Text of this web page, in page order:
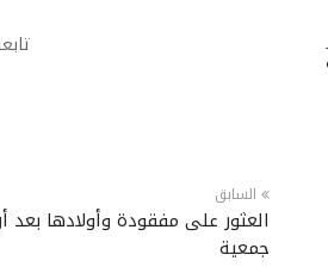
السابق
العثور على مفقودة وأولادها بعد
جمعية